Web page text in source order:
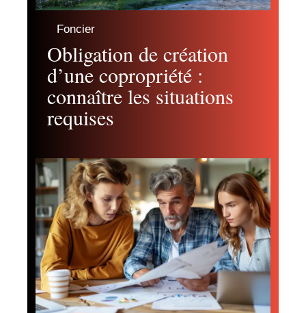
Foncier
Obligation de création
d’une copropriété :
connaître les situations
requises